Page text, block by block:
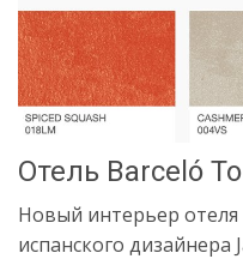
Отель Barceló
Новый интерьер отеля
испанского дизайнера